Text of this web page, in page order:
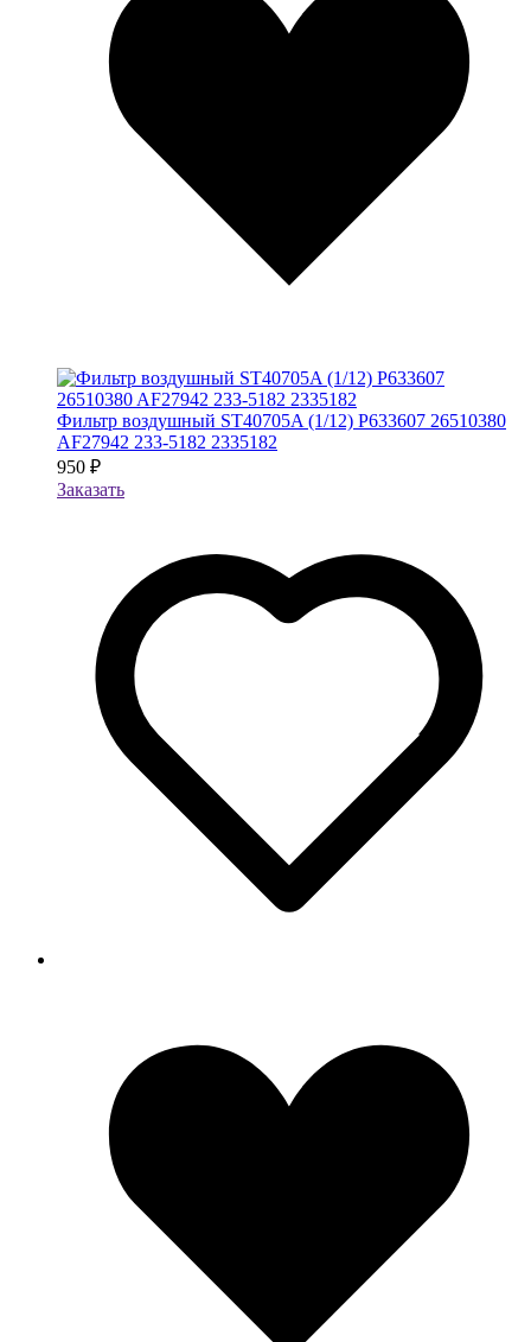
Фильтр воздушный ST40705A (1/12) P633607 26510380
AF27942 233-5182 2335182
950 ₽
Заказать